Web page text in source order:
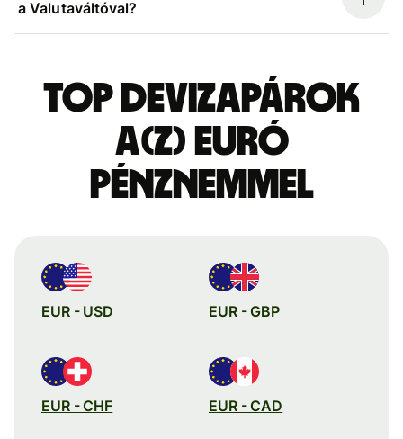
a Valutaváltóval?
Top devizapárok
a(z) euró
pénznemmel
EUR - USD EUR - GBP
EUR - CHF EUR - CAD